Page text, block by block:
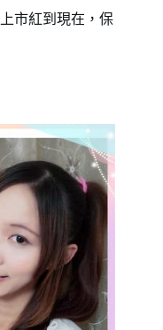
市紅到現在，保